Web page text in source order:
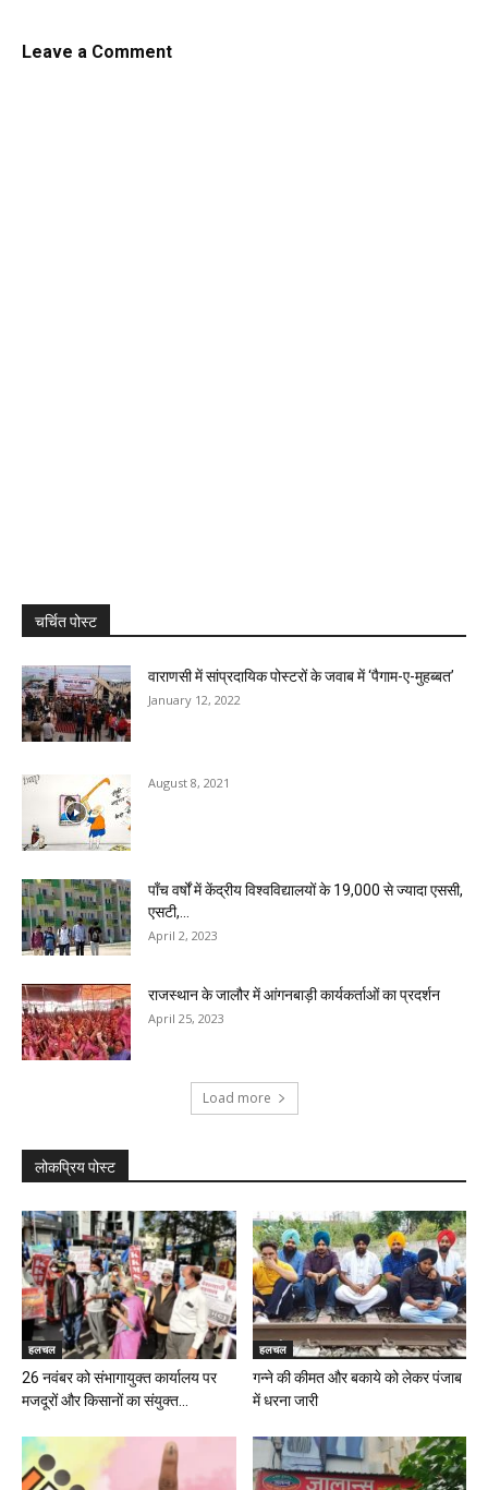
Leave a Comment
चर्चित पोस्ट
वाराणसी में सांप्रदायिक पोस्टरों के जवाब में ‘पैगाम-ए-मुहब्बत’
January 12, 2022
August 8, 2021
पाँच वर्षों में केंद्रीय विश्वविद्यालयों के 19,000 से ज्यादा एससी,
एसटी,...
April 2, 2023
राजस्थान के जालौर में आंगनबाड़ी कार्यकर्ताओं का प्रदर्शन
April 25, 2023
Load more
लोकप्रिय पोस्ट
हलचल
26 नवंबर को संभागायुक्त कार्यालय पर
मजदूरों और किसानों का संयुक्त...
हलचल
गन्ने की कीमत और बकाये को लेकर पंजाब
में धरना जारी